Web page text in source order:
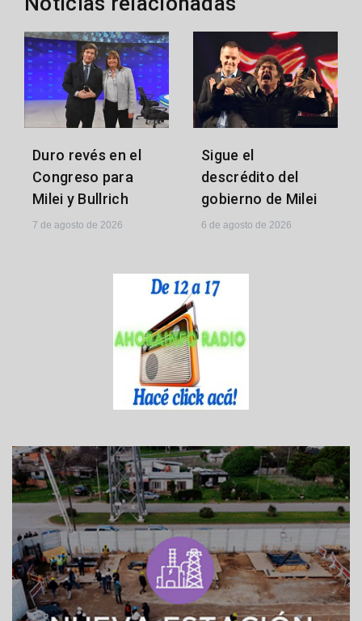
Duro revés en el
Congreso para
Milei y Bullrich
7 de agosto de 2026
Sigue el
descrédito del
gobierno de Milei
6 de agosto de 2026